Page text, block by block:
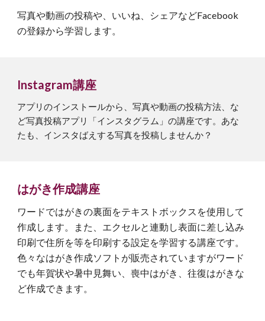
写真や動画の投稿や、いいね、シェアなどFacebook
の登録から学習します。
Instagram講座
アプリのインストールから、写真や動画の投稿方法、な
ど写真投稿アプリ「インスタグラム」の講座です。あな
たも、インスタばえする写真を投稿しませんか？
はがき作成講座
ワードではがきの裏面をテキストボックスを使用して
作成します。また、エクセルと連動し表面に差し込み
印刷で住所を等を印刷する設定を学習する講座です。
色々なはがき作成ソフトが販売されていますがワード
でも年賀状や暑中見舞い、喪中はがき、往復はがきな
ど作成できます。